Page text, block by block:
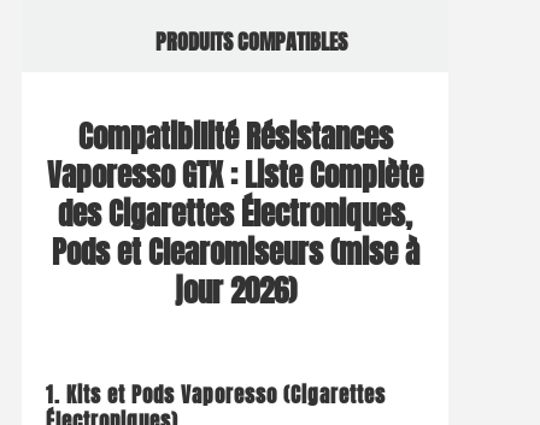
PRODUITS COMPATIBLES
Compatibilité Résistances
Vaporesso GTX : Liste Complète
des Cigarettes Électroniques,
Pods et Clearomiseurs (mise à
jour 2026)
1. Kits et Pods Vaporesso (Cigarettes